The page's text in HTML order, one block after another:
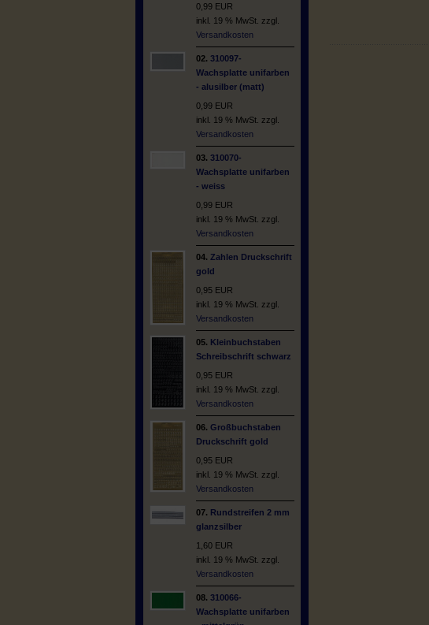
0,99 EUR
inkl. 19 % MwSt. zzgl.
Versandkosten
02. 310097-
Wachsplatte unifarben
- alusilber (matt)
0,99 EUR
inkl. 19 % MwSt. zzgl.
Versandkosten
03. 310070-
Wachsplatte unifarben
- weiss
0,99 EUR
inkl. 19 % MwSt. zzgl.
Versandkosten
04. Zahlen Druckschrift
gold
0,95 EUR
inkl. 19 % MwSt. zzgl.
Versandkosten
05. Kleinbuchstaben
Schreibschrift schwarz
0,95 EUR
inkl. 19 % MwSt. zzgl.
Versandkosten
06. Großbuchstaben
Druckschrift gold
0,95 EUR
inkl. 19 % MwSt. zzgl.
Versandkosten
07. Rundstreifen 2 mm
glanzsilber
1,60 EUR
inkl. 19 % MwSt. zzgl.
Versandkosten
08. 310066-
Wachsplatte unifarben